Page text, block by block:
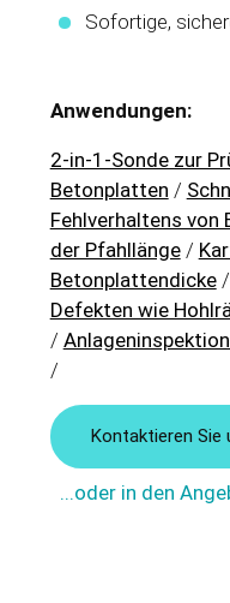
Sofortige,
Anwendungen:
2-in-1-Sonde zur
Betonplatten /
Fehlverhaltens von
der Pfahllänge/
Betonplattendicke/
Defekten wie
/
/
Kontaktieren Sie
...oder in den